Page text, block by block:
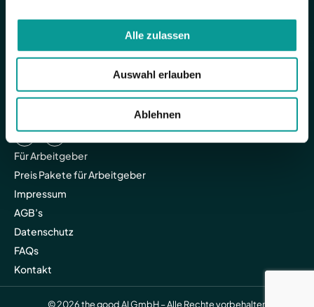
Alle zulassen
Auswahl erlauben
Ablehnen
Für Arbeitgeber
Preis Pakete für Arbeitgeber
Impressum
AGB’s
Datenschutz
FAQs
Kontakt
© 2026 the good AI GmbH – Alle Rechte vorbehalten